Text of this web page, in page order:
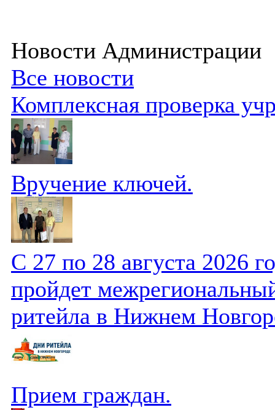
Новости Администрации
Все новости
Комплексная проверка
Вручение ключей.
С 27 по 28 августа 2026
пройдет
ритейла в Нижнем
Прием граждан.